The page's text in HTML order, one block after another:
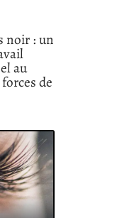
noir : un
au
de